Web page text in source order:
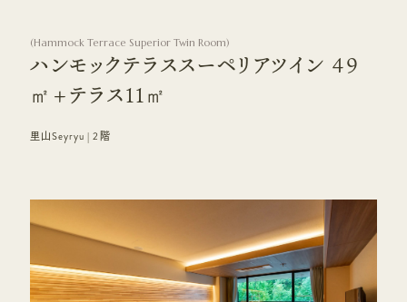
(Hammock Terrace Superior Twin Room)
ハンモックテラススーペリアツイン 49
㎡+テラス11㎡
里山Seyryu | 2階